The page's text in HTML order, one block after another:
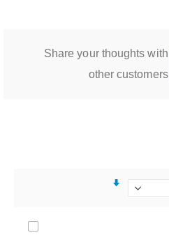
Share your thoughts with
other customers